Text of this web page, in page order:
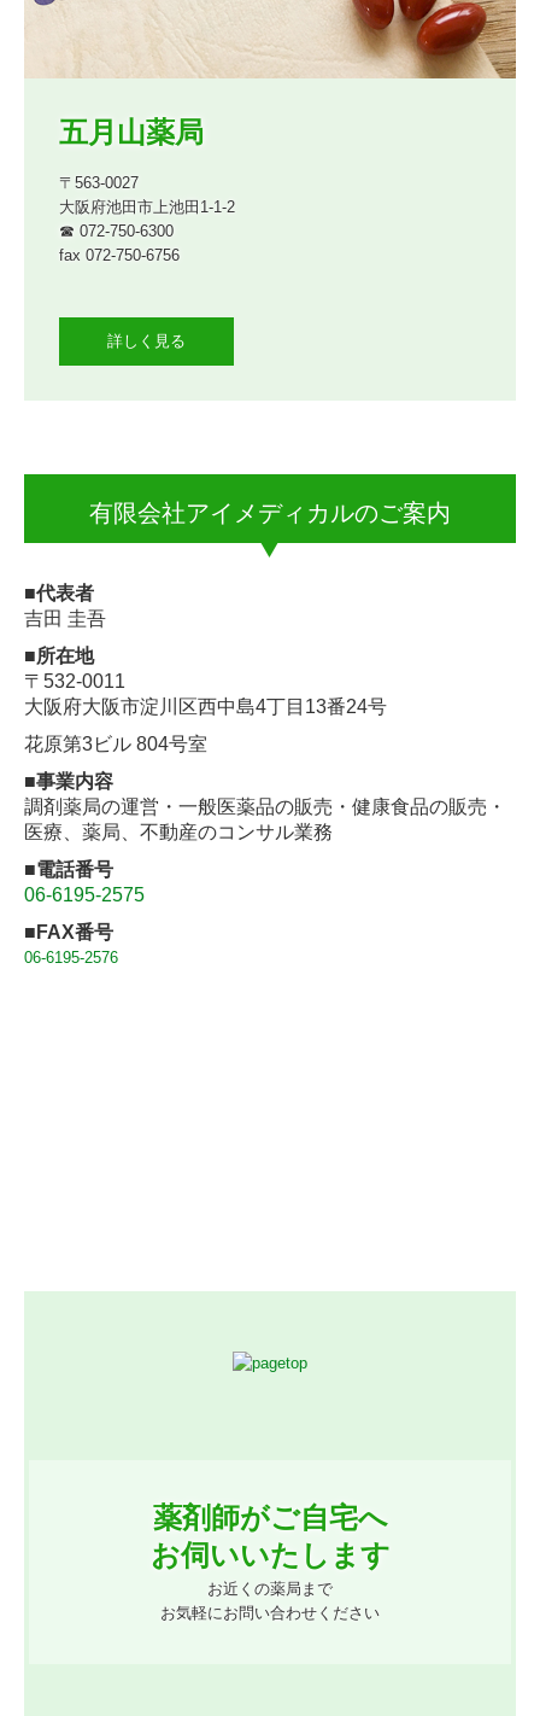
五月山薬局
〒563-0027
大阪府池田市上池田1-1-2
☎ 072-750-6300
fax 072-750-6756
詳しく見る
有限会社アイメディカルのご案内
■代表者
吉田 圭吾
■所在地
〒532-0011
大阪府大阪市淀川区西中島4丁目13番24号
花原第3ビル 804号室
■事業内容
調剤薬局の運営・一般医薬品の販売・健康食品の販売・
医療、薬局、不動産のコンサル業務
■電話番号
06-6195-2575
■FAX番号
06-6195-2576
薬剤師がご自宅へ
お伺いいたします
お近くの薬局まで
お気軽にお問い合わせください